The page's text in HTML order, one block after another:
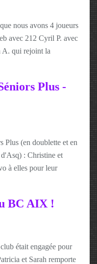
nous avons 4 joueurs
avec 212 Cyril P. avec
A. qui rejoint la
Plus -
Plus (en doublette et en
: Christine et
à elles pour leur
BC AIX !
était engagée pour
et Sarah remporte